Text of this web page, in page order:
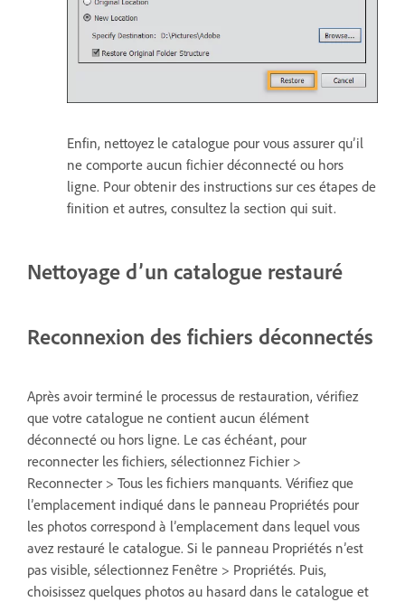
Enfin, nettoyez le catalogue pour vous assurer qu’il
ne comporte aucun fichier déconnecté ou hors
ligne. Pour obtenir des instructions sur ces étapes de
finition et autres, consultez la section qui suit.
Nettoyage d’un catalogue restauré
Reconnexion des fichiers déconnectés
Après avoir terminé le processus de restauration, vérifiez
que votre catalogue ne contient aucun élément
déconnecté ou hors ligne. Le cas échéant, pour
reconnecter les fichiers, sélectionnez Fichier >
Reconnecter > Tous les fichiers manquants. Vérifiez que
l’emplacement indiqué dans le panneau Propriétés pour
les photos correspond à l’emplacement dans lequel vous
avez restauré le catalogue. Si le panneau Propriétés n’est
pas visible, sélectionnez Fenêtre > Propriétés. Puis,
choisissez quelques photos au hasard dans le catalogue et